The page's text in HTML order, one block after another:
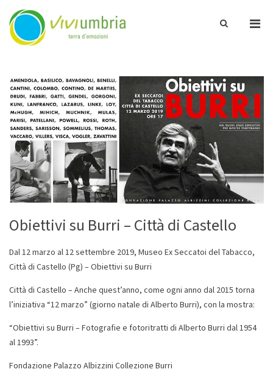
content
Show
Obiettivi su Burri – Città di Castello
Dal 12 marzo al 12 settembre 2019, Museo Ex Seccatoi del Tabacco,
Città di Castello (Pg) – Obiettivi su Burri
Città di Castello – Anche quest’anno, come ogni anno dal 2015 torna
l’iniziativa “12 marzo” (giorno natale di Alberto Burri), con la mostra:
“Obiettivi su Burri – Fotografie e fotoritratti di Alberto Burri dal 1954
al 1993”.
Fondazione Palazzo Albizzini Collezione Burri